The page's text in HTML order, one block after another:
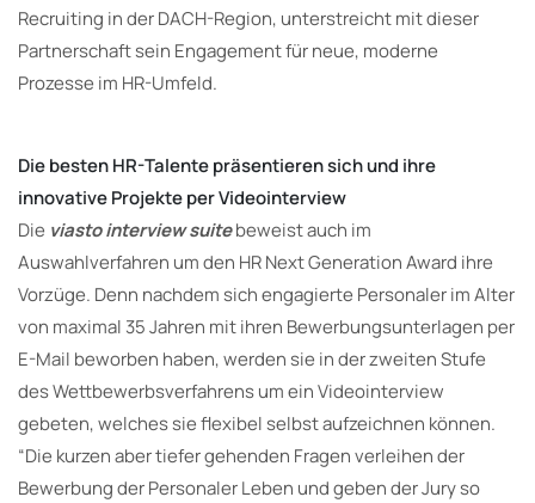
Recruiting in der DACH-Region, unterstreicht mit dieser
Partnerschaft sein Engagement für neue, moderne
Prozesse im HR-Umfeld.
Die besten HR-Talente präsentieren sich und ihre
innovative Projekte per Videointerview
Die viasto interview suitebeweist auch im
Auswahlverfahren um den HR Next Generation Award ihre
Vorzüge. Denn nachdem sich engagierte Personaler im Alter
von maximal 35 Jahren mit ihren Bewerbungsunterlagen per
E-Mail beworben haben, werden sie in der zweiten Stufe
des Wettbewerbsverfahrens um ein Videointerview
gebeten, welches sie flexibel selbst aufzeichnen können.
“Die kurzen aber tiefer gehenden Fragen verleihen der
Bewerbung der Personaler Leben und geben der Jury so